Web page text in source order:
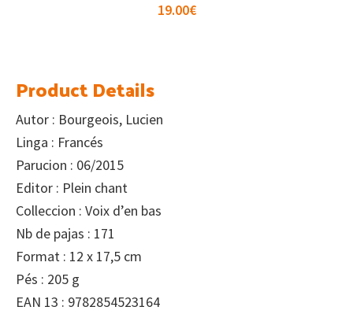
19.00€
Product Details
Autor : Bourgeois, Lucien
Linga : Francés
Parucion : 06/2015
Editor : Plein chant
Colleccion : Voix d’en bas
Nb de pajas : 171
Format : 12 x 17,5 cm
Pés : 205 g
EAN 13 : 9782854523164